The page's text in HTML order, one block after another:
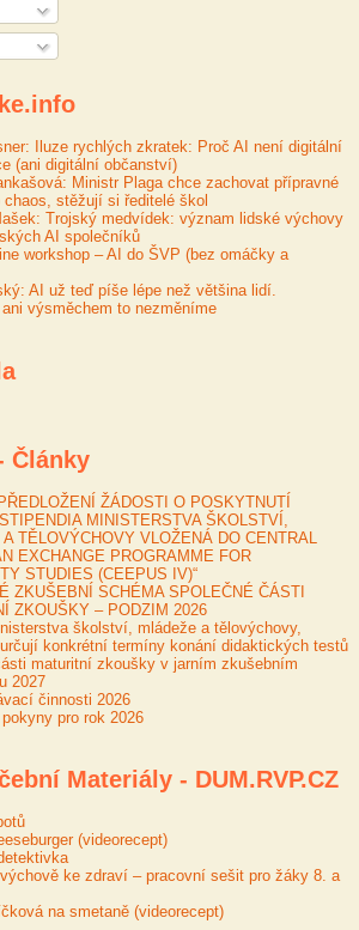
Iluze rychlých zkratek: Proč AI není digitální
(ani digitální občanství)
Ministr Plaga chce zachovat přípravné
stěžují si ředitelé škol
Trojský medvídek: význam lidské výchovy
AI společníků
workshop – AI do ŠVP (bez omáčky a
AI už teď píše lépe než většina lidí.
výsměchem to nezměníme
Články
ŽÁDOSTI O POSKYTNUTÍ
MINISTERSTVA ŠKOLSTVÍ,
A TĚLOVÝCHOVY VLOŽENÁ DO CENTRAL
EXCHANGE PROGRAMME FOR
STUDIES (CEEPUS IV)“
ZKUŠEBNÍ SCHÉMA SPOLEČNÉ ČÁSTI
ZKOUŠKY – PODZIM 2026
školství, mládeže a tělovýchovy,
konkrétní termíny konání didaktických testů
maturitní zkoušky v jarním zkušebním
2027
činnosti 2026
pro rok 2026
Materiály - DUM.RVP.CZ
(videorecept)
ke zdraví – pracovní sešit pro žáky 8. a
na smetaně (videorecept)